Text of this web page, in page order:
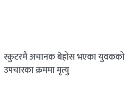
स्कुटरमै अचानक बेहोस भएका युवकको
उपचारका क्रममा मृत्यु